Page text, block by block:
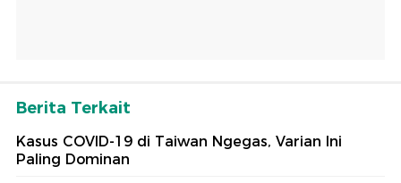
Berita Terkait
Kasus COVID-19 di Taiwan Ngegas, Varian Ini
Paling Dominan